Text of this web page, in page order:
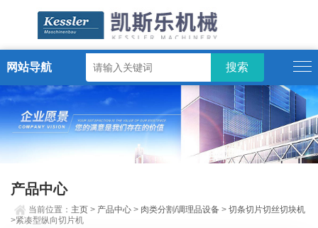
ENGLISH
网站导航
产品中心
当前位置： 主页 > 产品中心 > 肉类分割/调理品设备 >切条切片切丝切块机
>紧凑型纵向切片机